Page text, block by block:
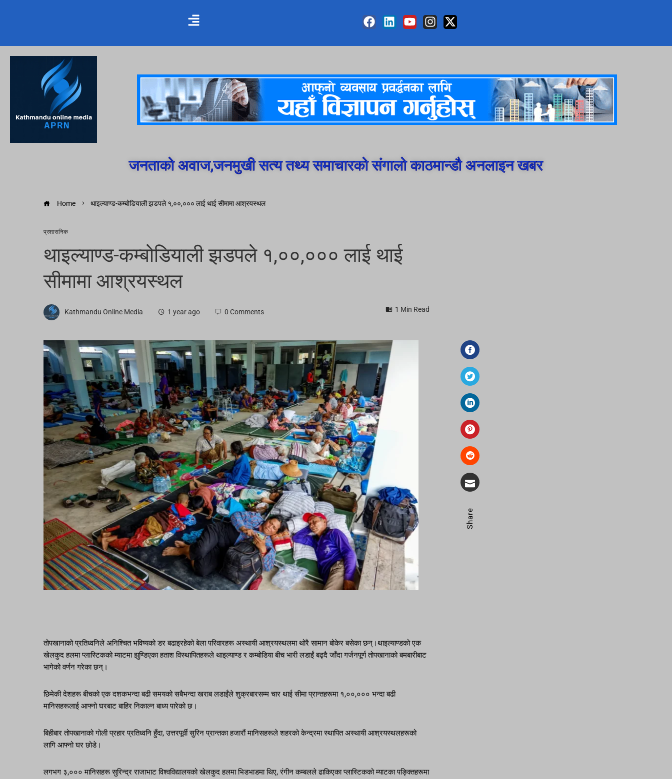
जनताको अवाज,जनमुखी सत्य तथ्य समाचारको संगालो काठमान्डौ अनलाइन खबर
Home थाइल्याण्ड-कम्बोडियाली झडपले १,००,००० लाई थाई सीमामा आश्रयस्थल
प्रशासनिक
थाइल्याण्ड-कम्बोडियाली झडपले १,००,००० लाई थाई
सीमामा आश्रयस्थल
Kathmandu Online Media 1 year ago 0 Comments 1 Min Read
Share
तोपखानाको प्रतिध्वनिले अनिश्चित भविष्यको डर बढाइरहेको बेला परिवारहरू अस्थायी आश्रयस्थलमा थोरै सामान बोकेर बसेका छन्।थाइल्याण्डको एक
खेलकुद हलमा प्लास्टिकको म्याटमा झुण्डिएका हताश विस्थापितहरूले थाइल्याण्ड र कम्बोडिया बीच भारी लडाईं बढ्दै जाँदा गर्जनपूर्ण तोपखानाको बमबारीबाट
भागेको वर्णन गरेका छन्।
छिमेकी देशहरू बीचको एक दशकभन्दा बढी समयको सबैभन्दा खराब लडाईंले शुक्रबारसम्म चार थाई सीमा प्रान्तहरूमा १,००,००० भन्दा बढी
मानिसहरूलाई आफ्नो घरबाट बाहिर निकाल्न बाध्य पारेको छ।
बिहीबार तोपखानाको गोली प्रहार प्रतिध्वनि हुँदा, उत्तरपूर्वी सुरिन प्रान्तका हजारौं मानिसहरूले शहरको केन्द्रमा स्थापित अस्थायी आश्रयस्थलहरूको
लागि आफ्नो घर छोडे।
लगभग ३,००० मानिसहरू सुरिन्द्र राजाभाट विश्वविद्यालयको खेलकुद हलमा भिडभाडमा थिए, रंगीन कम्बलले ढाकिएका प्लास्टिकको म्याटका पङ्क्तिहरूमा